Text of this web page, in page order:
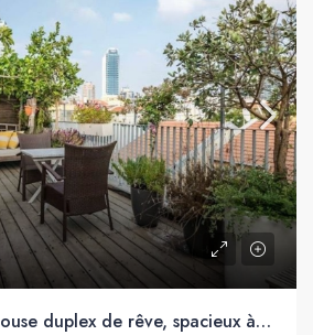
Magnifique penthouse duplex de rêve, spacieux à vendre, Neve Tsedek, Tel Aviv